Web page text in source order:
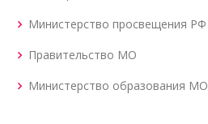
Министерство просвещения РФ
Правительство МО
Министерство образования МО